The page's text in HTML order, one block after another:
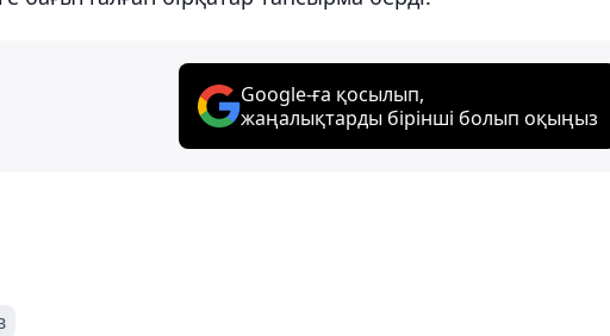
Google-ға қосылып,
жаңалықтарды бірінші болып оқыңыз